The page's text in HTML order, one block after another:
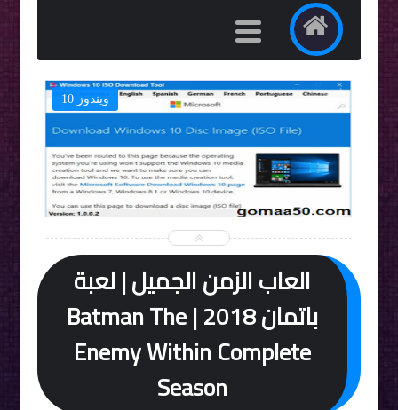
ويندوز 10
العاب الزمن الجميل | لعبة
باتمان 2018 | Batman The
Enemy Within Complete
Season